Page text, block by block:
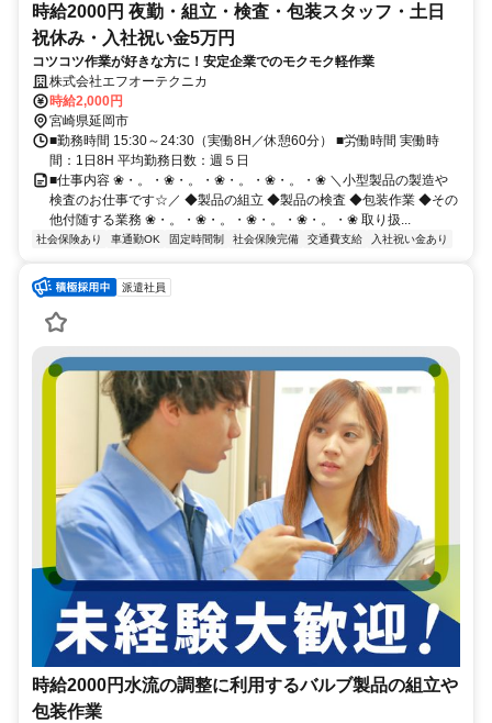
時給2000円 夜勤・組立・検査・包装スタッフ・土日
祝休み・入社祝い金5万円
コツコツ作業が好きな方に！安定企業でのモクモク軽作業
株式会社エフオーテクニカ
時給2,000円
宮崎県延岡市
■勤務時間 15:30～24:30（実働8H／休憩60分） ■労働時間 実働時
間：1日8H 平均勤務日数：週５日
■仕事内容 ❀・。・❀・。・❀・。・❀・。・❀ ＼小型製品の製造や
検査のお仕事です☆／ ◆製品の組立 ◆製品の検査 ◆包装作業 ◆その
他付随する業務 ❀・。・❀・。・❀・。・❀・。・❀ 取り扱...
社会保険あり 車通勤OK 固定時間制 社会保険完備 交通費支給 入社祝い金あり
派遣社員
時給2000円水流の調整に利用するバルブ製品の組立や
包装作業